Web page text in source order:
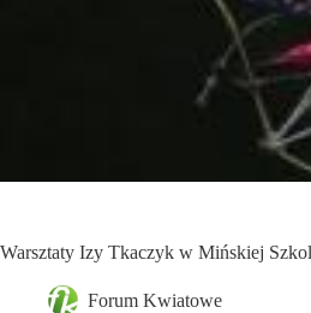
Warsztaty Izy Tkaczyk w Mińskiej
Forum Kwiatowe